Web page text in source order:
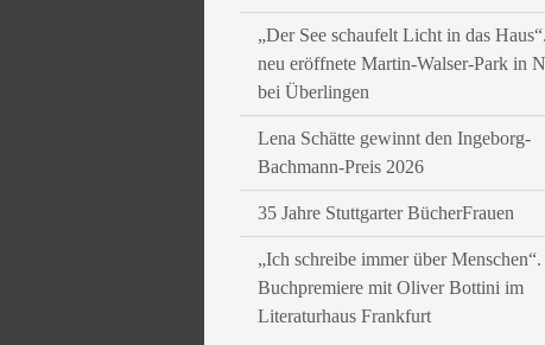
„Der See schaufelt Licht in das
neu eröffnete Martin-Walser-Park in
bei Überlingen
Lena Schätte gewinnt den Ingeborg-
Bachmann-Preis 2026
35 Jahre Stuttgarter BücherFrauen
„Ich schreibe immer über Menschen“.
Buchpremiere mit Oliver Bottini im
Literaturhaus Frankfurt